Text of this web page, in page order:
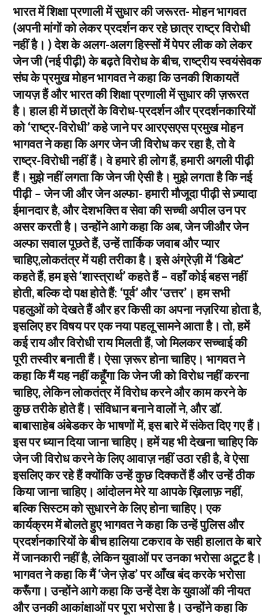
भारत में शिक्षा प्रणाली में सुधार की जरूरत- मोहन भागवत
(अपनी मांगों को लेकर प्रदर्शन कर रहे छात्र राष्ट्र विरोधी
नहीं है। ) देश के अलग-अलग हिस्सों में पेपर लीक को लेकर
जेन जी (नई पीढ़ी) के बढ़ते विरोध के बीच, राष्ट्रीय स्वयंसेवक
संघ के प्रमुख मोहन भागवत ने कहा कि उनकी शिकायतें
जायज़ हैं और भारत की शिक्षा प्रणाली में सुधार की ज़रूरत
है। हाल ही में छात्रों के विरोध-प्रदर्शन और प्रदर्शनकारियों
को ‘राष्ट्र-विरोधी’ कहे जाने पर आरएसएस प्रमुख मोहन
भागवत ने कहा कि अगर जेन जी विरोध कर रहा है, तो वे
राष्ट्र-विरोधी नहीं हैं। वे हमारे ही लोग हैं, हमारी अगली पीढ़ी
हैं। मुझे नहीं लगता कि जेन जी ऐसी है। मुझे लगता है कि नई
पीढ़ी – जेन जी और जेन अल्फा- हमारी मौजूदा पीढ़ी से ज़्यादा
ईमानदार है, और देशभक्ति व सेवा की सच्ची अपील उन पर
असर करती है। उन्होंने आगे कहा कि अब, जेन जीऔर जेन
अल्फा सवाल पूछते हैं, उन्हें तार्किक जवाब और प्यार
चाहिए,लोकतंत्र में यही तरीका है। इसे अंग्रेज़ी में ‘डिबेट’
कहते हैं, हम इसे ‘शास्त्रार्थ’ कहते हैं – वहाँ कोई बहस नहीं
होती, बल्कि दो पक्ष होते हैं: ‘पूर्व’ और ‘उत्तर’। हम सभी
पहलुओं को देखते हैं और हर किसी का अपना नज़रिया होता है,
इसलिए हर विषय पर एक नया पहलू सामने आता है। तो, हमें
कई राय और विरोधी राय मिलती हैं, जो मिलकर सच्चाई की
पूरी तस्वीर बनाती हैं। ऐसा ज़रूर होना चाहिए। भागवत ने
कहा कि मैं यह नहीं कहूँगा कि जेन जी को विरोध नहीं करना
चाहिए, लेकिन लोकतंत्र में विरोध करने और काम करने के
कुछ तरीके होते हैं। संविधान बनाने वालों ने, और डॉ.
बाबासाहेब अंबेडकर के भाषणों में, इस बारे में संकेत दिए गए हैं।
इस पर ध्यान दिया जाना चाहिए। हमें यह भी देखना चाहिए कि
जेन जी विरोध करने के लिए आवाज़ नहीं उठा रही है, वे ऐसा
इसलिए कर रहे हैं क्योंकि उन्हें कुछ दिक्कतें हैं और उन्हें ठीक
किया जाना चाहिए। आंदोलन मेरे या आपके ख़िलाफ़ नहीं,
बल्कि सिस्टम को सुधारने के लिए होना चाहिए। एक
कार्यक्रम में बोलते हुए भागवत ने कहा कि उन्हें पुलिस और
प्रदर्शनकारियों के बीच हालिया टकराव के सही हालात के बारे
में जानकारी नहीं है, लेकिन युवाओं पर उनका भरोसा अटूट है।
भागवत ने कहा कि मैं ‘जेन ज़ेड’ पर आँख बंद करके भरोसा
करूँगा। उन्होंने आगे कहा कि उन्हें देश के युवाओं की नीयत
और उनकी आकांक्षाओं पर पूरा भरोसा है। उन्होंने कहा कि